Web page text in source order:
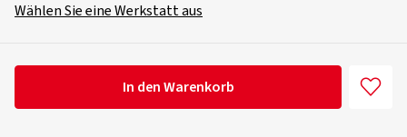
Wählen Sie eine Werkstatt aus
In den Warenkorb